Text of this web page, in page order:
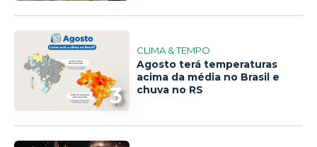
3
CLIMA & TEMPO
Agosto terá temperaturas
acima da média no Brasil e
chuva no RS